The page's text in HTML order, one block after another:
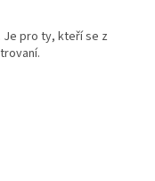
Je pro ty, kteří se z